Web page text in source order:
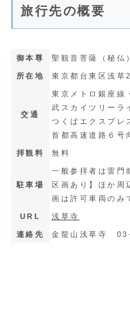
旅行先の概要
御本尊 聖観音菩薩（秘仏
所在地 東京都台東区浅草
交通
東京メトロ銀座線
武スカイツリーラ
つくばエクスプレ
首都高速道路６号
拝観料 無料
駐車場
一般参拝者は雷門
区画あり】ほか周
画は許可車両のみ
URL 浅草寺
連絡先 金龍山浅草寺